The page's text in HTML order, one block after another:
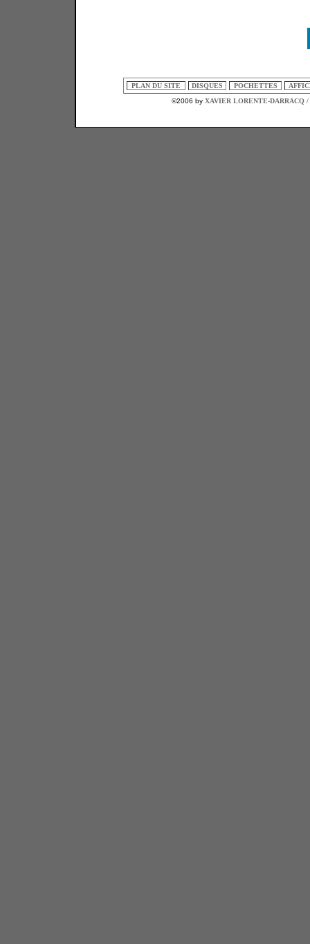
PLAN DU SITE DISQUES POCHETTES
©2006 by XAVIER LORENTE-DARRACQ